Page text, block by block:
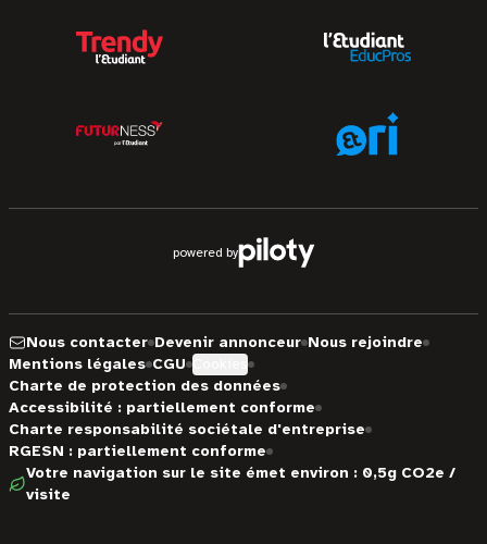
powered by
Nous contacter Devenir annonceur Nous rejoindre
Mentions légales CGU
Charte de protection des données
Accessibilité : partiellement conforme
Charte responsabilité sociétale d'entreprise
RGESN : partiellement conforme
Votre navigation sur le site émet environ : 0,5g CO2e /
visite